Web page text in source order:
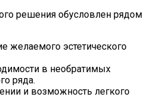
решения обусловлен рядом
желаемого эстетического
в необратимых
ряда.
и возможность легкого